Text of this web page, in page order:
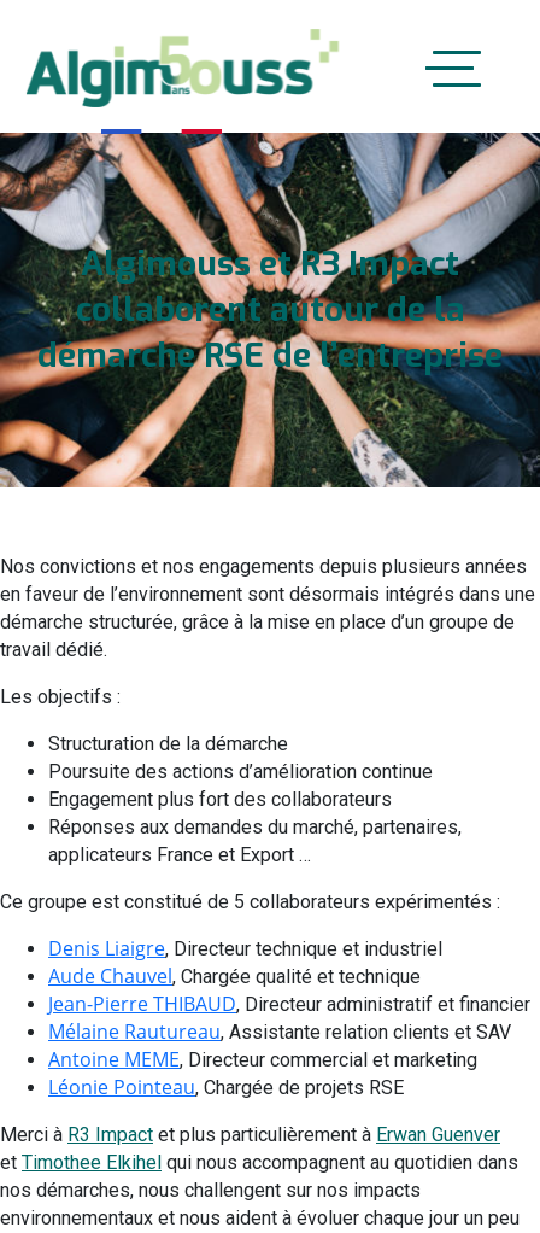
Collaboration Algimouss et R3 Impact
Algimouss et R3 Impact
collaborent autour de la
démarche RSE de l’entreprise
Nos convictions et nos engagements depuis plusieurs années
en faveur de l’environnement sont désormais intégrés dans une
démarche structurée, grâce à la mise en place d’un groupe de
travail dédié.
Les objectifs :
Structuration de la démarche
Poursuite des actions d’amélioration continue
Engagement plus fort des collaborateurs
Réponses aux demandes du marché, partenaires,
applicateurs France et Export …
Ce groupe est constitué de 5 collaborateurs expérimentés :
Denis Liaigre, Directeur technique et industriel
Aude Chauvel, Chargée qualité et technique
Jean-Pierre THIBAUD, Directeur administratif et financier
Mélaine Rautureau, Assistante relation clients et SAV
Antoine MEME, Directeur commercial et marketing
Léonie Pointeau, Chargée de projets RSE
Merci à R3 Impact et plus particulièrement à Erwan Guenver
et Timothee Elkihel qui nous accompagnent au quotidien dans
nos démarches, nous challengent sur nos impacts
environnementaux et nous aident à évoluer chaque jour un peu